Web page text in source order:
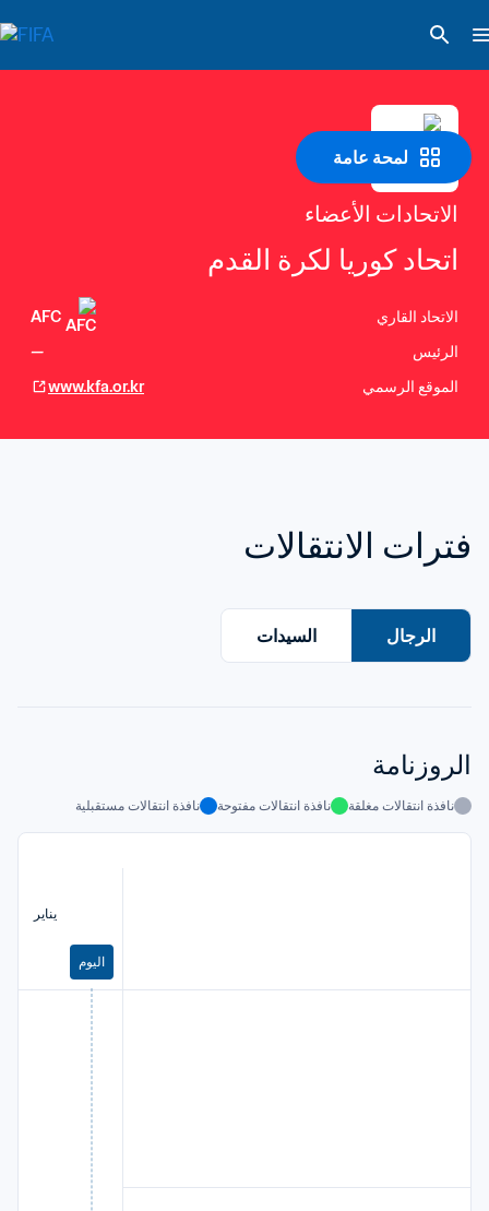
لمحة عامة
الاتحادات الأعضاء
اتحاد كوريا لكرة القدم
الاتحاد القاري
AFC
الرئيس
—
الموقع الرسمي
www.kfa.or.kr
فترات الانتقالات
الرجال السيدات
الروزنامة
نافذة انتقالات مغلقة نافذة انتقالات مفتوحة نافذة انتقالات مستقبلية
يناير
اليوم